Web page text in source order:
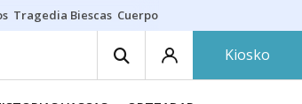
Tragedia Biescas Cuerpo ría
Kiosko